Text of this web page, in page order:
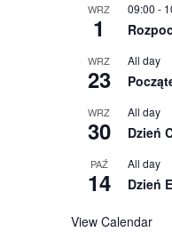
WRZ
1
09:00 -
WRZ
23
All day
WRZ
30
All day
Dzień
PAŹ
14
All day
Dzień
View Calendar